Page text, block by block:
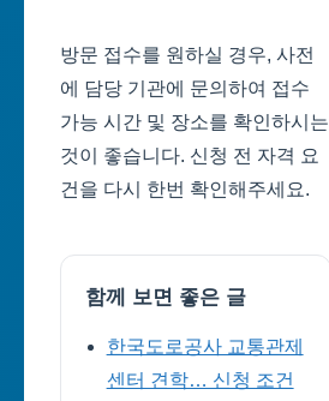
방문 접수를 원하실 경우, 사전
에 담당 기관에 문의하여 접수
가능 시간 및 장소를 확인하시는
것이 좋습니다. 신청 전 자격 요
건을 다시 한번 확인해주세요.
함께 보면 좋은 글
한국도로공사 교통관제
센터 견학… 신청 조건